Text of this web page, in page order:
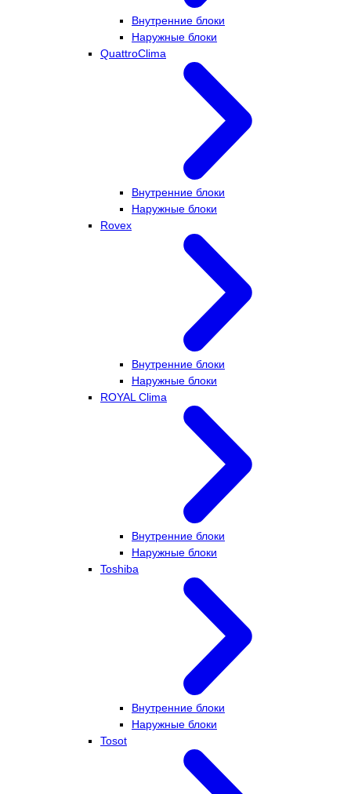
Внутренние блоки
Наружные блоки
QuattroClima
Внутренние блоки
Наружные блоки
Rovex
Внутренние блоки
Наружные блоки
ROYAL Clima
Внутренние блоки
Наружные блоки
Toshiba
Внутренние блоки
Наружные блоки
Tosot